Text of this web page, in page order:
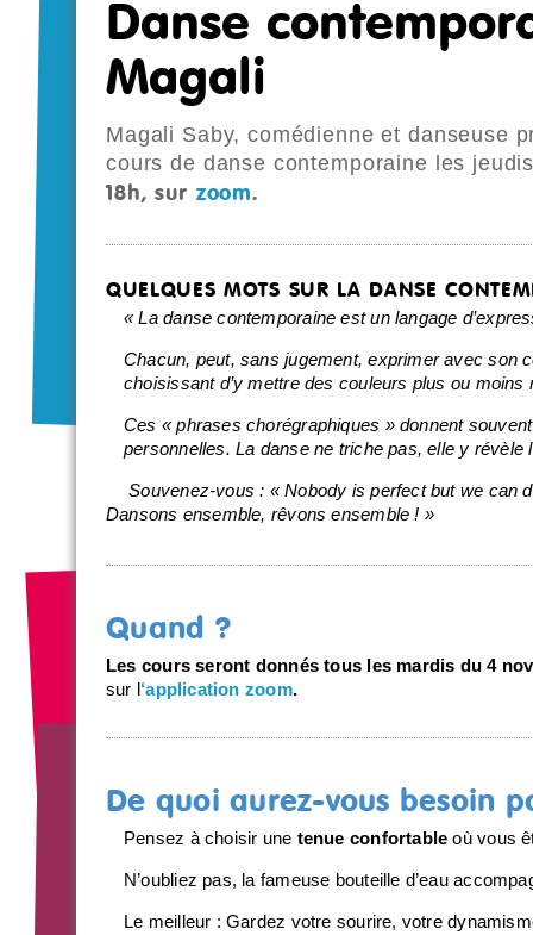
Danse
Magali
Magali Saby, comédienne et danseuse
cours de danse contemporaine les
18h, sur zoom.
QUELQUES MOTS SUR LA DANSE
« La danse contemporaine est un langage
Chacun, peut, sans jugement, exprimer avec son
choisissant d’y mettre des couleurs plus ou
Ces « phrases chorégraphiques » donnent
personnelles. La danse ne triche pas, elle y
Souvenez-vous : « Nobody is perfect but we can
Dansons ensemble, rêvons ensemble ! »
Quand ?
Les cours seront donnés tous les mardis du 4
sur l ‘application zoom.
De quoi aurez-vous besoin
Pensez à choisir une tenue confortable où vous
N’oubliez pas, la fameuse bouteille d’eau
Le meilleur : Gardez votre sourire, votre